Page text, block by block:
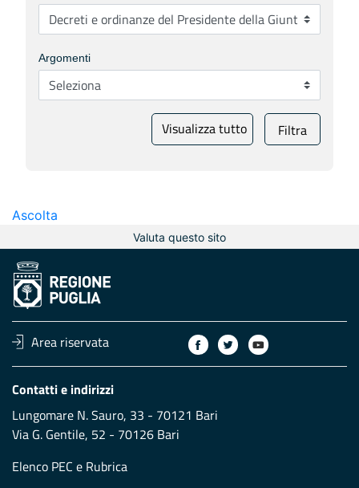
Argomenti
Visualizza tutto Filtra
Ascolta
Valuta questo sito
Area riservata
Contatti e indirizzi
Lungomare N. Sauro, 33 - 70121 Bari
Via G. Gentile, 52 - 70126 Bari
Elenco PEC e Rubrica